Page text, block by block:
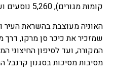
קומות מגורים), 5,260 נוסעים ועוד 1,278 אנשי צוות.
האוניה מעוצבת בהשראת העיר
שמזכיר את כיכר סן מרקו, דרך
המקורה, ועד לסיפון החיצוני
מסיבות מסיכות בסגנון קרנבל